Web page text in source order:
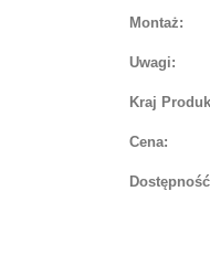
Montaż:
Uwagi:
Kraj
Cena: